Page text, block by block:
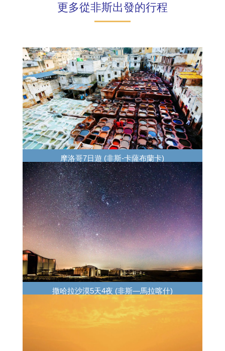
更多從非斯出發的行程
摩洛哥7日遊 (非斯-卡薩布蘭卡)
撒哈拉沙漠5天4夜 (非斯—馬拉喀什)